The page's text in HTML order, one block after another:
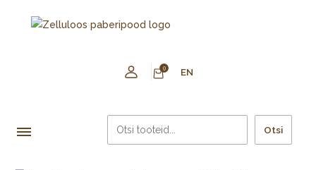
0 EN
Otsi